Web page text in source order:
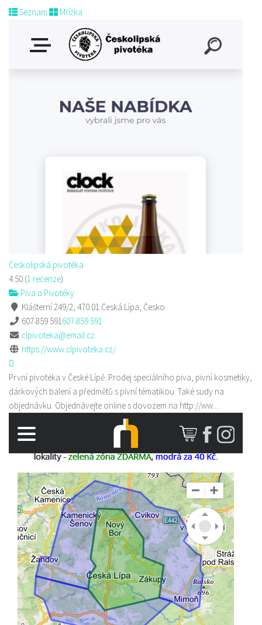
Seznam Mřížka
Českolipská pivotéka
4.50 (1 recenze)
Piva a Pivotéky
Klášterní 249/2, 470 01 Česká Lípa, Česko
607 859 591607 859 591
clpivoteka@email.cz
https://www.clpivoteka.cz/
První pivotéka v České Lípě. Prodej speciálního piva, pivní kosmetiky,
dárkových balení a předmětů s pivní tématikou. Také sudy na
objednávku. Objednávejte online s dovozem na http://ww...